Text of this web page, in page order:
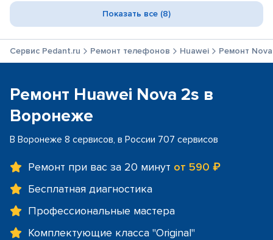
Показать все (8)
Сервис Pedant.ru Ремонт телефонов Huawei Ремонт
Ремонт Huawei Nova 2s в
Воронеже
В Воронеже 8 сервисов, в России 707 сервисов
Ремонт при вас за 20 минут от 590 ₽
Бесплатная диагностика
Профессиональные мастера
Комплектующие класса "Original"